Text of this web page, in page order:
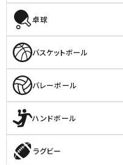
卓球
バスケットボール
バレーボール
ハンドボール
ラグビー